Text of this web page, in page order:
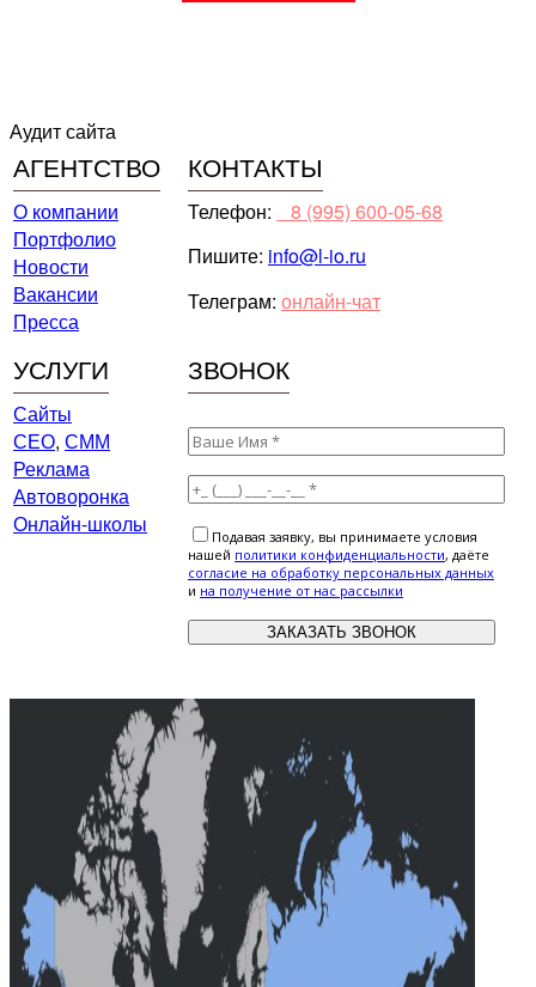
Аудит сайта
АГЕНТСТВО КОНТАКТЫ
О компании
Портфолио
Новости
Вакансии
Пресса
Телефон:
⠀8 (995) 600-05-68
Пишите: info@l-io.ru
Телеграм: онлайн-чат
УСЛУГИ ЗВОНОК
Сайты
СЕО, СММ
Реклама
Автоворонка
Онлайн-школы
Подавая заявку, вы принимаете условия
нашей политики конфиденциальности, даёте
cогласие на обработку персональных данных
и на получение от нас рассылки